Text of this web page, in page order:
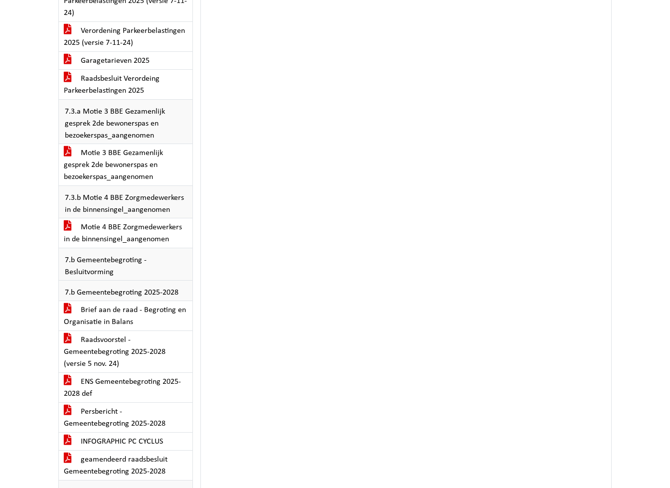
24)
Verordening Parkeerbelastingen
2025 (versie 7-11-24)
Garagetarieven 2025
Raadsbesluit Verordeing
Parkeerbelastingen 2025
7.3.a Motie 3 BBE Gezamenlijk
gesprek 2de bewonerspas en
bezoekerspas_aangenomen
Motie 3 BBE Gezamenlijk
gesprek 2de bewonerspas en
bezoekerspas_aangenomen
7.3.b Motie 4 BBE Zorgmedewerkers
in de binnensingel_aangenomen
Motie 4 BBE Zorgmedewerkers
in de binnensingel_aangenomen
7.b Gemeentebegroting -
Besluitvorming
7.b Gemeentebegroting 2025-2028
Brief aan de raad - Begroting en
Organisatie in Balans
Raadsvoorstel -
Gemeentebegroting 2025-2028
(versie 5 nov. 24)
ENS Gemeentebegroting 2025-
2028 def
Persbericht -
Gemeentebegroting 2025-2028
INFOGRAPHIC PC CYCLUS
geamendeerd raadsbesluit
Gemeentebegroting 2025-2028